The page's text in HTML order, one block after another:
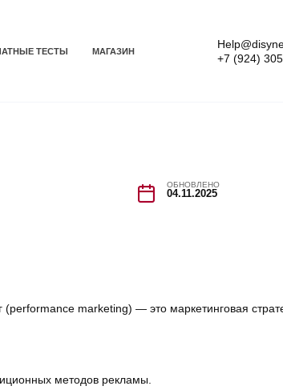
ТЕСТЫ МАГАЗИН
+7 (924)
ОБНОВЛЕНО
04.11.2025
marketing) — это маркетинговая
методов рекламы.